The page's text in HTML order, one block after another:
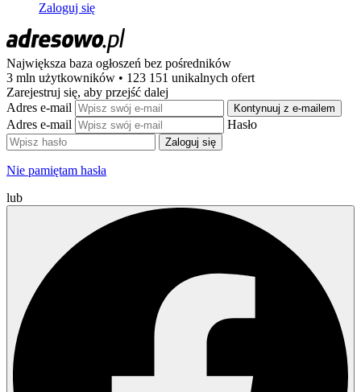
Zaloguj się
Największa baza ogłoszeń bez pośredników
3 mln użytkowników • 123 151 unikalnych ofert
Zarejestruj się, aby przejść dalej
Adres e-mail
Kontynuuj z e-mailem
Adres e-mail Hasło
Zaloguj się
Nie pamiętam hasła
lub